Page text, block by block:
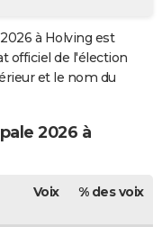
2026 à Holving est
officiel de l'élection
et le nom du
2026 à
Voix % des voix